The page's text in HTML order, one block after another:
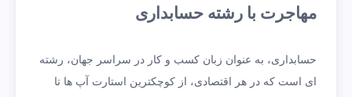
مهاجرت با رشته حسابداری
حسابداری، به عنوان زبان کسب و کار در سراسر جهان، رشته
ای است که در هر اقتصادی، از کوچکترین استارت آپ ها تا